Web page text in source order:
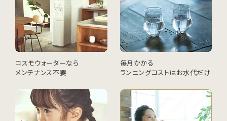
コスモウォーターなら
メンテナンス不要
毎月かかる
ランニングコストはお水代だけ